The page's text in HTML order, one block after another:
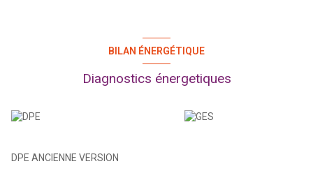
prévoir. Prix Honoraires d'agence inclus 367 500€ soit 5%.
Contacter SYLVAIN GARDIN 06.96.07.36.48 Agent
AC202100124FDF
BILAN ÉNERGÉTIQUE
Diagnostics énergetiques
DPE ANCIENNE VERSION